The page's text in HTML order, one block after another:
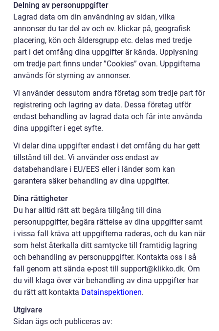
Delning av personuppgifter
Lagrad data om din användning av sidan, vilka
annonser du tar del av och ev. klickar på, geografisk
placering, kön och åldersgrupp etc. delas med tredje
part i det omfång dina uppgifter är kända. Upplysning
om tredje part finns under ”Cookies” ovan. Uppgifterna
används för styrning av annonser.
Vi använder dessutom andra företag som tredje part för
registrering och lagring av data. Dessa företag utför
endast behandling av lagrad data och får inte använda
dina uppgifter i eget syfte.
Vi delar dina uppgifter endast i det omfång du har gett
tillstånd till det. Vi använder oss endast av
databehandlare i EU/EES eller i länder som kan
garantera säker behandling av dina uppgifter.
Dina rättigheter
Du har alltid rätt att begära tillgång till dina
personuppgifter, begära rättelse av dina uppgifter samt
i vissa fall kräva att uppgifterna raderas, och du kan när
som helst återkalla ditt samtycke till framtidig lagring
och behandling av personuppgifter. Kontakta oss i så
fall genom att sända e-post till support@klikko.dk. Om
du vill klaga över vår behandling av dina uppgifter har
du rätt att kontakta Datainspektionen.
Utgivare
Sidan ägs och publiceras av: